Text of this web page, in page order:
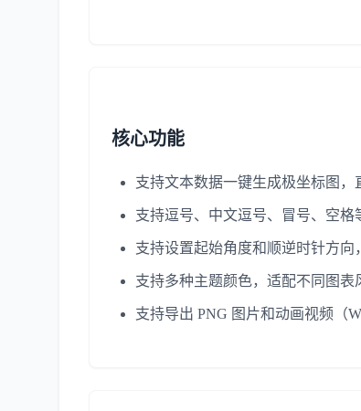
核心功能
支持文本数据一键生成极坐标图，
支持逗号、中文逗号、冒号、空格
支持设置起始角度和顺逆时针方向
支持多种主题颜色，适配不同图表
支持导出 PNG 图片和动画视频（